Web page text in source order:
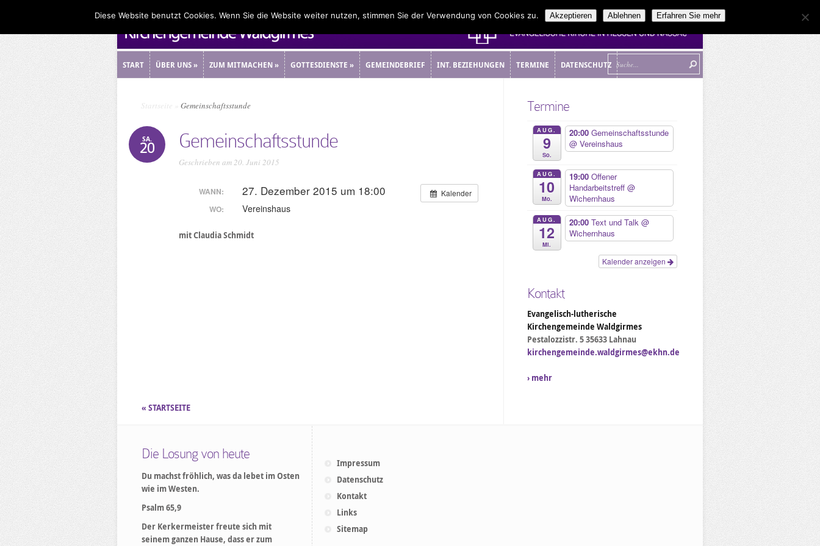
START ÜBER UNS» ZUM MITMACHEN» GOTTESDIENSTE » GEMEINDEBRIEF INT. BEZIEHUNGEN TERMINE DATENSCHUTZ
Startseite Gemeinschaftsstunde
SA.
20 Gemeinschaftsstunde
Geschrieben am 20. Juni 2015
Kalender
WANN: 27. Dezember 2015 um 18:00
WO: Vereinshaus
mit Claudia Schmidt
Termine
AUG.
9
So.
20:00 Gemeinschaftsstunde
@ Vereinshaus
AUG.
10
Mo.
19:00 Offener
Handarbeitstreff @
Wichernhaus
AUG.
12
Mi.
20:00 Text und Talk @
Wichernhaus
Kalender anzeigen
Kontakt
Evangelisch-lutherische
Kirchengemeinde Waldgirmes
Pestalozzistr. 5 35633 Lahnau
kirchengemeinde.waldgirmes@ekhn.de
› mehr
« STARTSEITE
Die Losung von heute
Du machst fröhlich, was da lebet im Osten
wie im Westen.
Psalm 65,9
Der Kerkermeister freute sich mit
seinem ganzen Hause, dass er zum
Impressum
Datenschutz
Kontakt
Links
Sitemap
Diese Website benutzt Cookies. Wenn Sie die Website weiter nutzen, stimmen Sie der Verwendung von Cookies zu. Akzeptieren Ablehnen Erfahren Sie mehr